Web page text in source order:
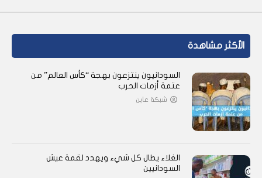
الأكثر مشاهدة
السودانيون ينتزعون بهجة “كأس العالم” من
عتمة أزمات الحرب
شبكة عاين
الغلاء يطال كل شيء ويهدد لقمة عيش
السودانيين